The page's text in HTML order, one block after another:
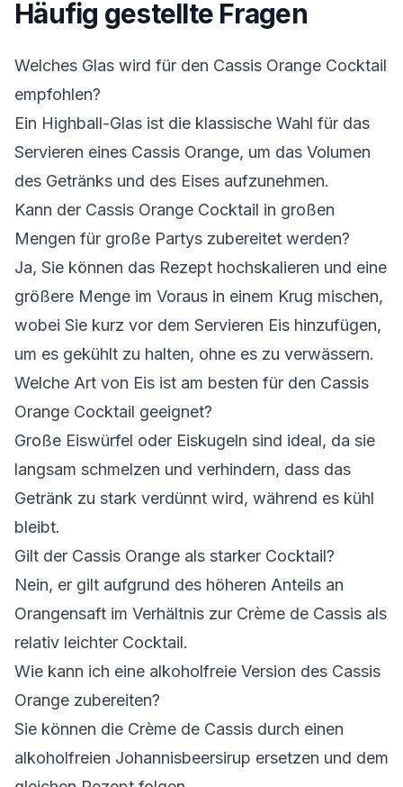
Häufig gestellte Fragen
Welches Glas wird für den Cassis Orange Cocktail
empfohlen?
Ein Highball-Glas ist die klassische Wahl für das
Servieren eines Cassis Orange, um das Volumen
des Getränks und des Eises aufzunehmen.
Kann der Cassis Orange Cocktail in großen
Mengen für große Partys zubereitet werden?
Ja, Sie können das Rezept hochskalieren und eine
größere Menge im Voraus in einem Krug mischen,
wobei Sie kurz vor dem Servieren Eis hinzufügen,
um es gekühlt zu halten, ohne es zu verwässern.
Welche Art von Eis ist am besten für den Cassis
Orange Cocktail geeignet?
Große Eiswürfel oder Eiskugeln sind ideal, da sie
langsam schmelzen und verhindern, dass das
Getränk zu stark verdünnt wird, während es kühl
bleibt.
Gilt der Cassis Orange als starker Cocktail?
Nein, er gilt aufgrund des höheren Anteils an
Orangensaft im Verhältnis zur Crème de Cassis als
relativ leichter Cocktail.
Wie kann ich eine alkoholfreie Version des Cassis
Orange zubereiten?
Sie können die Crème de Cassis durch einen
alkoholfreien Johannisbeersirup ersetzen und dem